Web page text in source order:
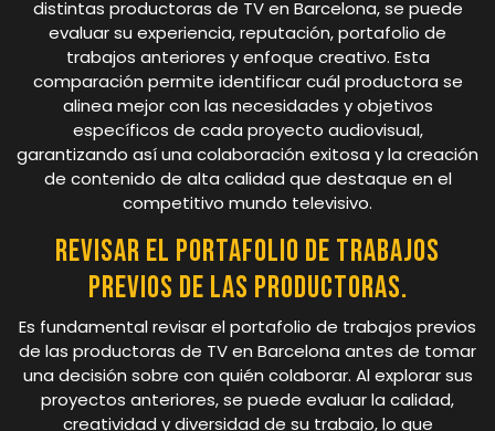
distintas productoras de TV en Barcelona, se puede
evaluar su experiencia, reputación, portafolio de
trabajos anteriores y enfoque creativo. Esta
comparación permite identificar cuál productora se
alinea mejor con las necesidades y objetivos
específicos de cada proyecto audiovisual,
garantizando así una colaboración exitosa y la creación
de contenido de alta calidad que destaque en el
competitivo mundo televisivo.
Revisar el portafolio de trabajos
previos de las productoras.
Es fundamental revisar el portafolio de trabajos previos
de las productoras de TV en Barcelona antes de tomar
una decisión sobre con quién colaborar. Al explorar sus
proyectos anteriores, se puede evaluar la calidad,
creatividad y diversidad de su trabajo, lo que